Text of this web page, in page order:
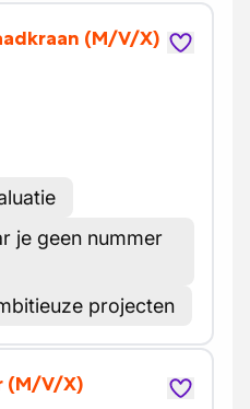
(M/V/X)
je geen nummer
projecten
(M/V/X)